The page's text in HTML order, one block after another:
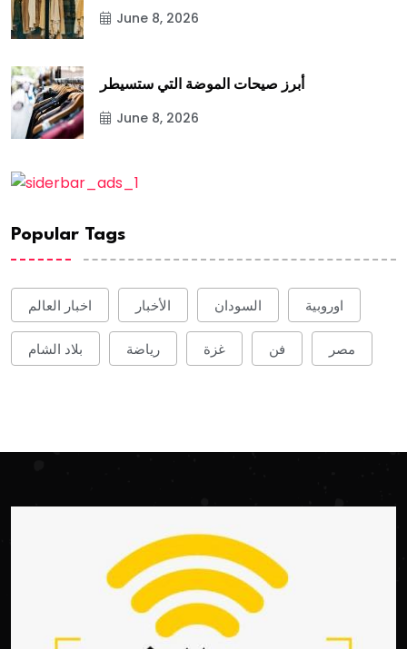
June 8, 2026
أبرز صيحات الموضة التي ستسيطر
June 8, 2026
Popular Tags
اخبار العالم الأخبار السودان اوروبية
بلاد الشام رياضة غزة فن مصر